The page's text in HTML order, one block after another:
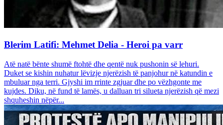
Blerim Latifi: Mehmet Delia - Heroi pa varr
Atë natë bënte shumë ftohtë dhe qentë nuk pushonin së lehuri.
Duket se kishin nuhatur lëvizje njerëzish të panjohur në katundin e
mbuluar nga terri. Gjyshi im rrinte zgjuar dhe po vëzhgonte me
kujdes. Diku, në fund të lamës, u dalluan tri silueta njerëzish që mezi
shquheshin nëpër...